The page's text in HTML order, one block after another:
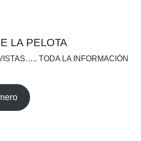
LA PELOTA
TODA LA INFORMACIÓN